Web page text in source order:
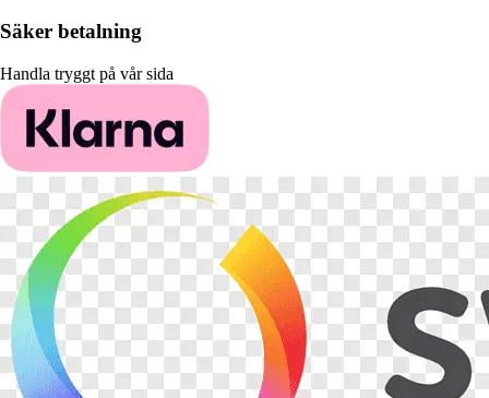
Säker betalning
Handla tryggt på vår sida